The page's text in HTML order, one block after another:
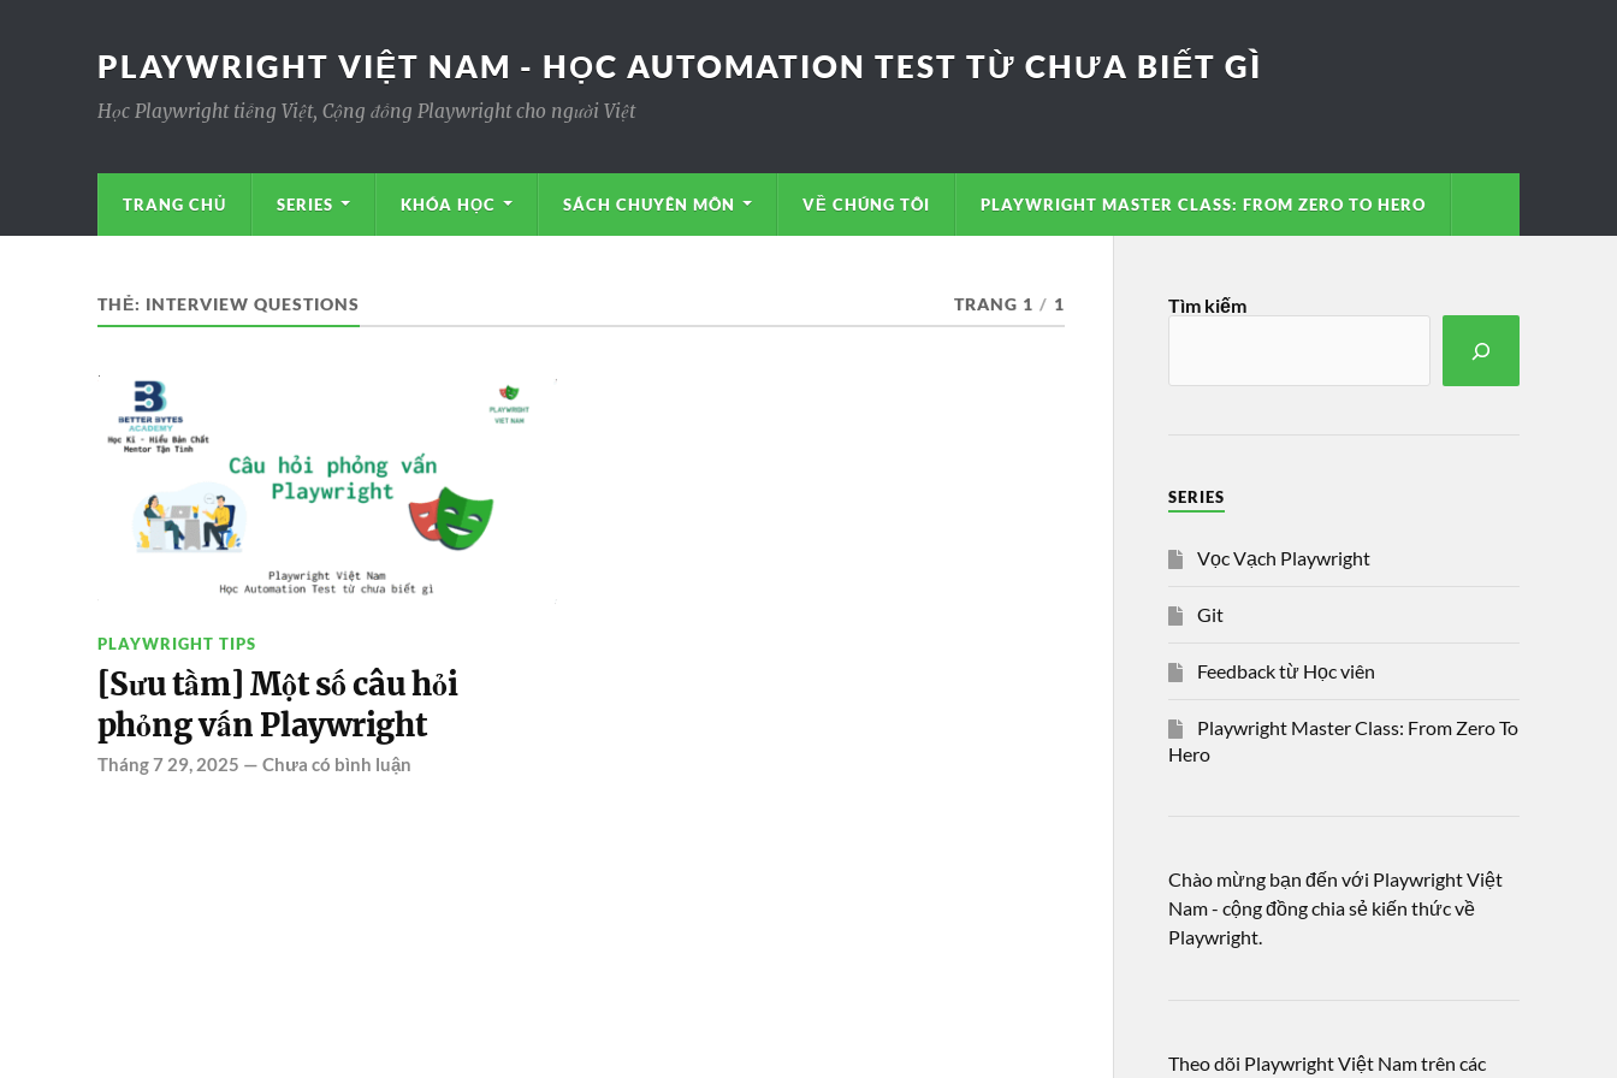
PLAYWRIGHT VIỆT NAM - HỌC AUTOMATION TEST TỪ CHƯA BIẾT GÌ
Học Playwright tiếng Việt, Cộng đồng Playwright cho người Việt
TRANG CHỦ SERIES KHÓA HỌC SÁCH CHUYÊN MÔN VỀ CHÚNG TÔI PLAYWRIGHT MASTER CLASS: FROM ZERO TO HERO
THẺ: INTERVIEW QUESTIONS TRANG 1 / 1
PLAYWRIGHT TIPS
[Sưu tầm] Một số câu hỏi
phỏng vấn Playwright
Tháng 7 29, 2025 — Chưa có bình luận
Tìm kiếm
SERIES
Vọc Vạch Playwright
Git
Feedback từ Học viên
Playwright Master Class: From Zero To
Hero
Chào mừng bạn đến với Playwright Việt
Nam - cộng đồng chia sẻ kiến thức về
Playwright.
Theo dõi Playwright Việt Nam trên các